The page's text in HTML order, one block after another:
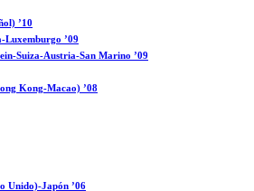
’10
Luxemburgo ’09
Suiza-Austria-San Marino ’09
Kong-Macao) ’08
Unido)-Japón ’06